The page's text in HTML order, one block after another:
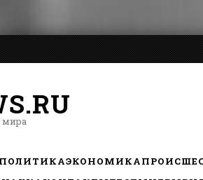
мира
ПОЛИТИКАЭКОНОМИКА